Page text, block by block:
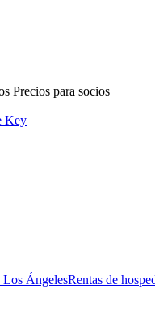
Precios para socios
Key
Los ÁngelesRentas de